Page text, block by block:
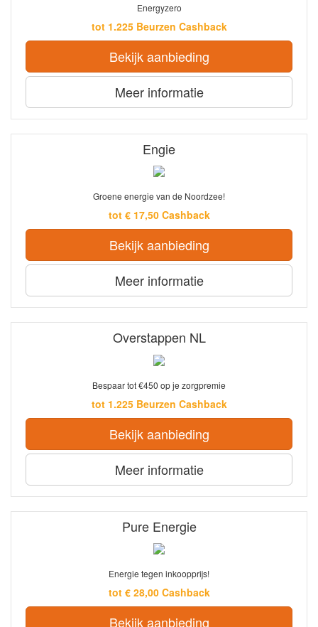
Energyzero
tot 1.225 Beurzen Cashback
Bekijk aanbieding
Meer informatie
Engie
Groene energie van de Noordzee!
tot € 17,50 Cashback
Bekijk aanbieding
Meer informatie
Overstappen NL
Bespaar tot €450 op je zorgpremie
tot 1.225 Beurzen Cashback
Bekijk aanbieding
Meer informatie
Pure Energie
Energie tegen inkoopprijs!
tot € 28,00 Cashback
Bekijk aanbieding